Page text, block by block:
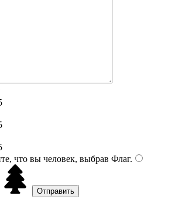
что вы человек, выбрав Флаг.